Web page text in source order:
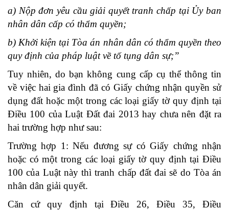
a) Nộp đơn yêu cầu giải quyết tranh chấp tại Ủy ban
nhân dân cấp có thẩm quyền;
b) Khởi kiện tại Tòa án nhân dân có thẩm quyền theo
quy định của pháp luật về tố tụng dân sự;”
Tuy nhiên, do bạn không cung cấp cụ thể thông tin
về việc hai gia đình đã có Giấy chứng nhận quyền sử
dụng đất hoặc một trong các loại giấy tờ quy định tại
Điều 100 của Luật Đất đai 2013 hay chưa nên đặt ra
hai trường hợp như sau:
Trường hợp 1: Nếu đương sự có Giấy chứng nhận
hoặc có một trong các loại giấy tờ quy định tại Điều
100 của Luật này thì tranh chấp đất đai sẽ do Tòa án
nhân dân giải quyết.
Căn cứ quy định tại Điều 26, Điều 35, Điều